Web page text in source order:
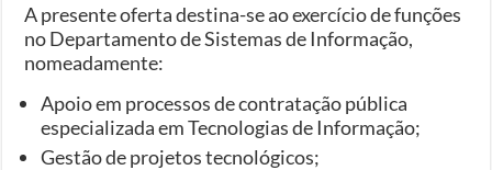
A presente oferta destina-se ao exercício de funções
no Departamento de Sistemas de Informação,
nomeadamente:
Apoio em processos de contratação pública
especializada em Tecnologias de Informação;
Gestão de projetos tecnológicos;